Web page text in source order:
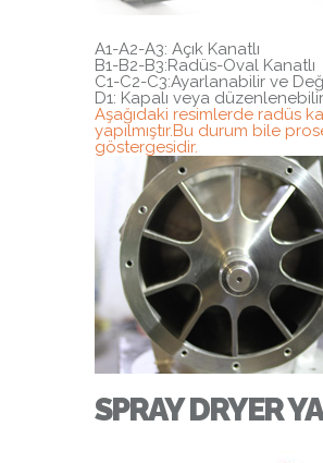
A1-A2-A3: Açık Kanatlı
B1-B2-B3:Radüs-Oval Kanatlı
C1-C2-C3:Ayarlanabilir ve
D1: Kapalı veya
Aşağıdaki resimlerde radüs
yapılmıştır.Bu durum bile
göstergesidir.
SPRAY DRYER